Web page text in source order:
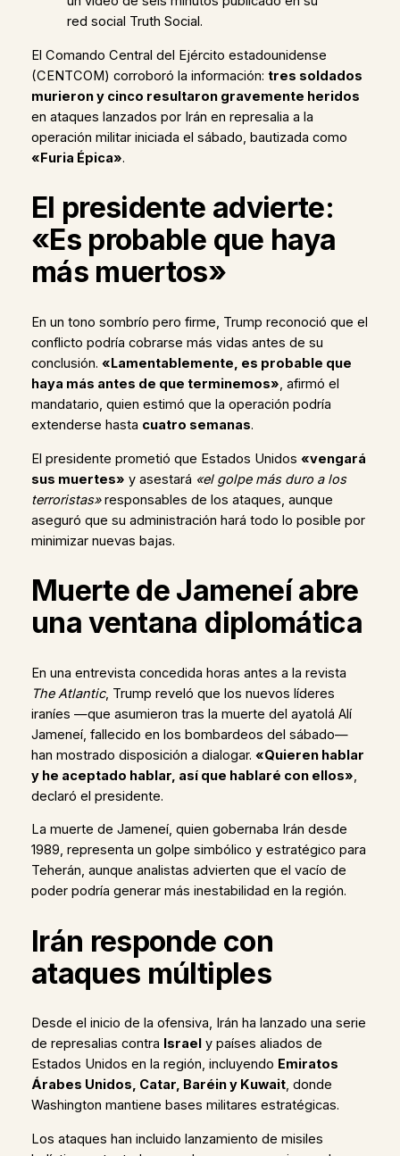
red social Truth Social.
El Comando Central del Ejército estadounidense
(CENTCOM) corroboró la información: tres soldados
murieron y cinco resultaron gravemente heridos
en ataques lanzados por Irán en represalia a la
operación militar iniciada el sábado, bautizada como
«Furia Épica».
El presidente advierte:
«Es probable que haya
más muertos»
En un tono sombrío pero firme, Trump reconoció que el
conflicto podría cobrarse más vidas antes de su
conclusión. «Lamentablemente, es probable que
haya más antes de que terminemos», afirmó el
mandatario, quien estimó que la operación podría
extenderse hasta cuatro semanas.
El presidente prometió que Estados Unidos «vengará
sus muertes» y asestará «el golpe más duro a los
terroristas»responsables de los ataques, aunque
aseguró que su administración hará todo lo posible por
minimizar nuevas bajas.
Muerte de Jameneí abre
una ventana diplomática
En una entrevista concedida horas antes a la revista
The Atlantic, Trump reveló que los nuevos líderes
iraníes —que asumieron tras la muerte del ayatolá Alí
Jameneí, fallecido en los bombardeos del sábado—
han mostrado disposición a dialogar. «Quieren hablar
y he aceptado hablar, así que hablaré con ellos»,
declaró el presidente.
La muerte de Jameneí, quien gobernaba Irán desde
1989, representa un golpe simbólico y estratégico para
Teherán, aunque analistas advierten que el vacío de
poder podría generar más inestabilidad en la región.
Irán responde con
ataques múltiples
Desde el inicio de la ofensiva, Irán ha lanzado una serie
de represalias contra Israel y países aliados de
Estados Unidos en la región, incluyendo Emiratos
Árabes Unidos, Catar, Baréin y Kuwait, donde
Washington mantiene bases militares estratégicas.
Los ataques han incluido lanzamiento de misiles